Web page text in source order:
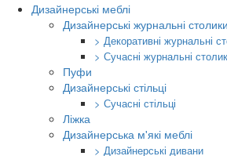
Дизайнерські меблі
Дизайнерські журнальні столики
> Декоративні журнальні
> Сучасні журнальні
Пуфи
Дизайнерські стільці
> Сучасні стільці
Ліжка
Дизайнерська м'які меблі
> Дизайнерські дивани